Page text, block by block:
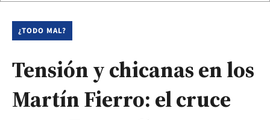
¿TODO MAL?
Tensión y chicanas en los
Martín Fierro: el cruce